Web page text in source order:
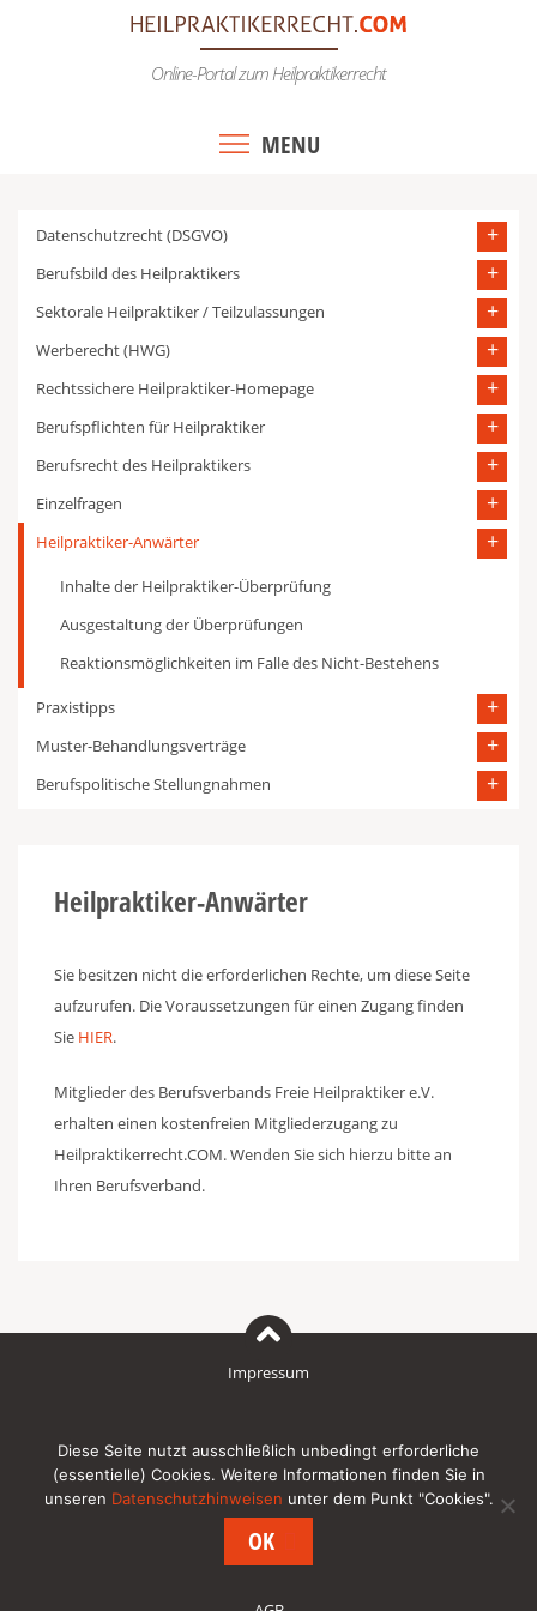
Online-Portal zum Heilpraktikerrecht
MENU
Datenschutzrecht (DSGVO)
Berufsbild des Heilpraktikers
Sektorale Heilpraktiker / Teilzulassungen
Werberecht (HWG)
Rechtssichere Heilpraktiker-Homepage
Berufspflichten für Heilpraktiker
Berufsrecht des Heilpraktikers
Einzelfragen
Heilpraktiker-Anwärter
Inhalte der Heilpraktiker-Überprüfung
Ausgestaltung der Überprüfungen
Reaktionsmöglichkeiten im Falle des Nicht-Bestehens
Praxistipps
Muster-Behandlungsverträge
Berufspolitische Stellungnahmen
Heilpraktiker-Anwärter
Sie besitzen nicht die erforderlichen Rechte, um diese Seite
aufzurufen. Die Voraussetzungen für einen Zugang finden
Sie HIER.
Mitglieder des Berufsverbands Freie Heilpraktiker e.V.
erhalten einen kostenfreien Mitgliederzugang zu
Heilpraktikerrecht.COM. Wenden Sie sich hierzu bitte an
Ihren Berufsverband.
Impressum
Datenschutzhinweise für den Besuch unserer Internetpräsenz
Newsletter
Diese Seite nutzt ausschließlich unbedingt erforderliche
(essentielle) Cookies. Weitere Informationen finden Sie in
unseren Datenschutzhinweisen unter dem Punkt "Cookies".
OK